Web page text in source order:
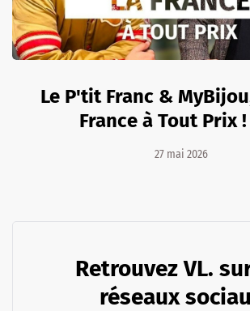
Le P'tit Franc &
France à Tout Prix
27 mai 2026
Retrouvez VL.
réseaux